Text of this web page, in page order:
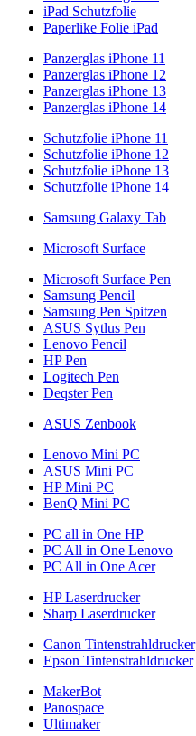
iPad Schutzfolie
Paperlike Folie iPad
Panzerglas iPhone 11
Panzerglas iPhone 12
Panzerglas iPhone 13
Panzerglas iPhone 14
Schutzfolie iPhone 11
Schutzfolie iPhone 12
Schutzfolie iPhone 13
Schutzfolie iPhone 14
Samsung Galaxy Tab
Microsoft Surface
Microsoft Surface Pen
Samsung Pencil
Samsung Pen Spitzen
ASUS Sytlus Pen
Lenovo Pencil
HP Pen
Logitech Pen
Deqster Pen
ASUS Zenbook
Lenovo Mini PC
ASUS Mini PC
HP Mini PC
BenQ Mini PC
PC all in One HP
PC All in One Lenovo
PC All in One Acer
HP Laserdrucker
Sharp Laserdrucker
Canon Tintenstrahldrucker
Epson Tintenstrahldrucker
MakerBot
Panospace
Ultimaker